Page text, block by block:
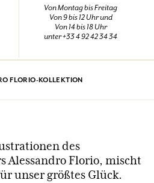
Von Montag bis Freitag
Von 9 bis 12 Uhr und
Von 14 bis 18 Uhr
unter +33 4 92 42 34 34
FLORIO-KOLLEKTION
des
Alessandro Florio, mischt
unser größtes Glück.